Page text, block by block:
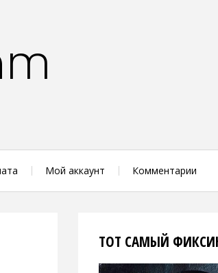
Мой аккаунт Комментарии
ТОТ САМЫЙ